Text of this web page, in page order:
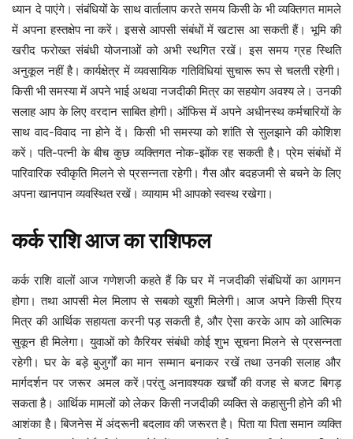
ध्यान दे पाएंगे। संबंधियों के साथ वार्तालाप करते समय किसी के भी व्यक्तिगत मामले
में अपना हस्तक्षेप ना करें। इससे आपसी संबंधों में खटास आ सकती हैं। भूमि की
खरीद फरोख्त संबंधी योजनाओं को अभी स्थगित रखें। इस समय ग्रह स्थिति
अनुकूल नहीं है। कार्यक्षेत्र में व्यवसायिक गतिविधियां सुचारू रूप से चलती रहेगी।
किसी भी समस्या में अपने भाई अथवा नजदीकी मित्र का सहयोग अवश्य ले। उनकी
सलाह आप के लिए वरदान साबित होगी। ऑफिस में अपने अधीनस्थ कर्मचारियों के
साथ वाद-विवाद ना होने दें। किसी भी समस्या को शांति से सुलझाने की कोशिश
करें। पति-पत्नी के बीच कुछ व्यक्तिगत नोक-झोंक रह सकती है। प्रेम संबंधों में
पारिवारिक स्वीकृति मिलने से प्रसन्नता रहेगी। गैस और बदहजमी से बचने के लिए
अपना खानपान व्यवस्थित रखें। व्यायाम भी आपको स्वस्थ रखेगा।
कर्क राशि आज का राशिफल
कर्क राशि वालों आज गणेशजी कहते हैं किघर में नजदीकी संबंधियों का आगमन
होगा। तथा आपसी मेल मिलाप से सबको खुशी मिलेगी। आज अपने किसी प्रिय
मित्र की आर्थिक सहायता करनी पड़ सकती है, और ऐसा करके आप को आत्मिक
सुकून ही मिलेगा। युवाओं को कैरियर संबंधी कोई शुभ सूचना मिलने से प्रसन्नता
रहेगी। घर के बड़े बुजुर्गों का मान सम्मान बनाकर रखें तथा उनकी सलाह और
मार्गदर्शन पर जरूर अमल करें।परंतु अनावश्यक खर्चों की वजह से बजट बिगड़
सकता है। आर्थिक मामलों को लेकर किसी नजदीकी व्यक्ति से कहासुनी होने की भी
आशंका है। बिजनेस में अंदरूनी बदलाव की जरूरत है। पिता या पिता समान व्यक्ति